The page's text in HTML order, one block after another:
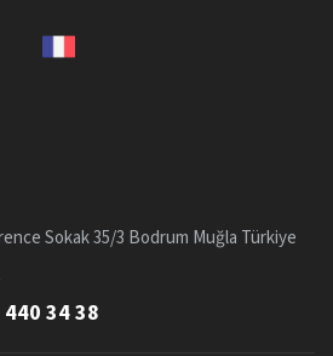
Sokak 35/3 Bodrum Muğla Türkiye
34 38